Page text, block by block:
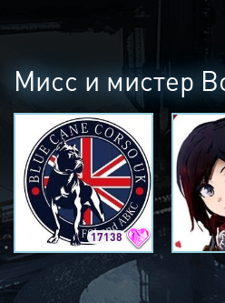
Мисс и мистер
17138